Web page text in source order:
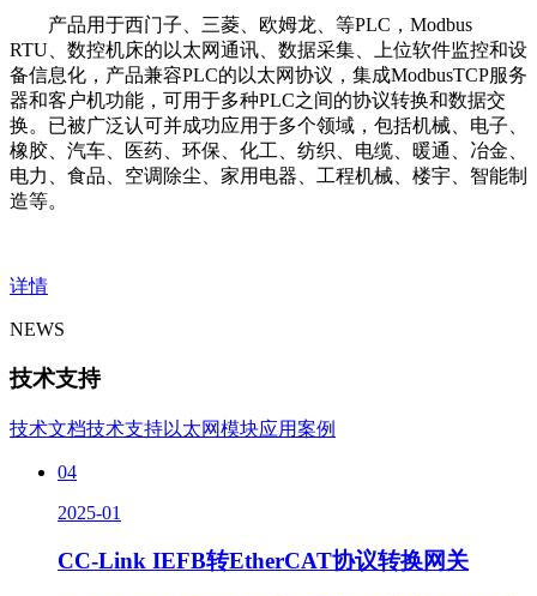
产品用于西门子、三菱、欧姆龙、等PLC，Modbus
RTU、数控机床的以太网通讯、数据采集、上位软件监控和设
备信息化，产品兼容PLC的以太网协议，集成ModbusTCP服务
器和客户机功能，可用于多种PLC之间的协议转换和数据交
换。已被广泛认可并成功应用于多个领域，包括机械、电子、
橡胶、汽车、医药、环保、化工、纺织、电缆、暖通、冶金、
电力、食品、空调除尘、家用电器、工程机械、楼宇、智能制
造等。
详情
NEWS
技术支持
技术文档技术支持以太网模块应用案例
04
2025-01
CC-Link IEFB转EtherCAT协议转换网关